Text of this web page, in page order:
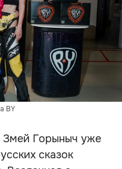
BY
Горыныч уже
сказок